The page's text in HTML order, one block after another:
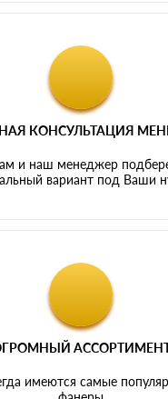
КОНСУЛЬТАЦИЯ
и наш менеджер
вариант под Ваши
имеются самые